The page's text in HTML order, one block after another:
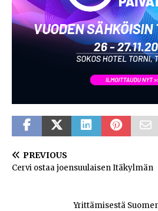
PREVIOUS
Cervi ostaa joensuulaisen Itäkylmän
Yrittämisestä